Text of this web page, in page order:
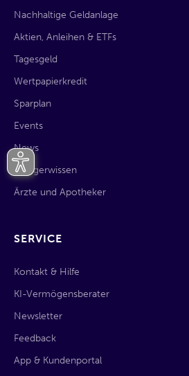
Nachhaltige Geldanlage
Aktien, Anleihen & ETFs
Tagesgeld
Wertpapierkredit
Sparplan
Events
News
Anlegerwissen
Ärzte und Apotheker
SERVICE
Kontakt & Hilfe
KI-Vermögensberater
Newsletter
Feedback
App & Kundenportal